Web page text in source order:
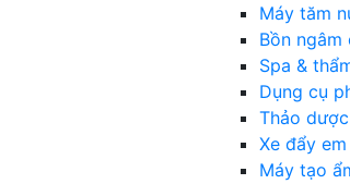
Máy tăm
Bồn ngâm
Spa &
Dụng cụ
Thảo
Xe đẩy
Máy tạo